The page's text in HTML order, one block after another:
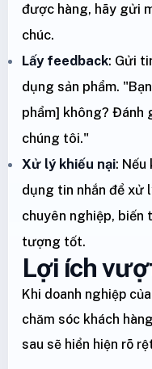
được hàng, hãy gửi
chúc.
Lấy feedback: Gửi
dụng sản phẩm.
phẩm] không? Đánh
chúng tôi."
Xử lý khiếu nại: Nếu
dụng tin nhắn để xử
chuyên nghiệp, biến
tượng tốt.
Lợi ích
Khi doanh nghiệp
chăm sóc khách
sau sẽ hiển hiện rõ